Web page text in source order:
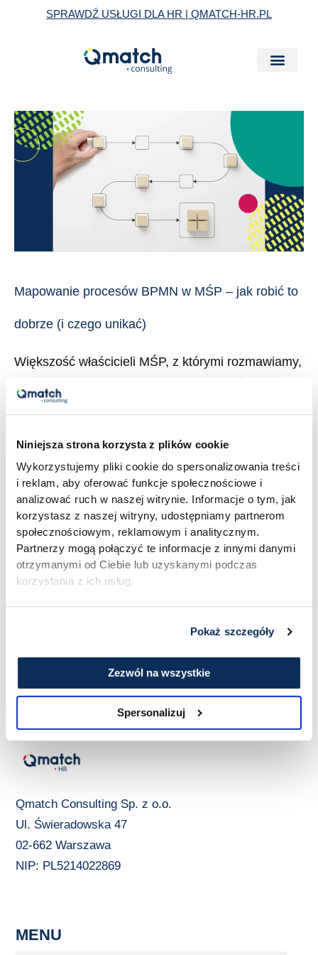
Niniejsza strona korzysta z plików cookie
Wykorzystujemy pliki cookie do spersonalizowania treści
i reklam, aby oferować funkcje społecznościowe i
analizować ruch w naszej witrynie. Informacje o tym, jak
korzystasz z naszej witryny, udostępniamy partnerom
społecznościowym, reklamowym i analitycznym.
Partnerzy mogą połączyć te informacje z innymi danymi
otrzymanymi od Ciebie lub uzyskanymi podczas
korzystania z ich usług.
Pokaż szczegóły
Zezwól na wszystkie
Spersonalizuj
SPRAWDŹ USŁUGI DLA HR | QMATCH-HR.PL
Mapowanie procesów BPMN w MŚP – jak robić to
dobrze (i czego unikać)
Większość właścicieli MŚP, z którymi rozmawiamy,
ma w głowie ten sam obraz. Procesy w firmie
istnieją, ale nikt ich nie spisał. Wszyscy „wiedzą,
osoba w zespole uczy się ze słuchu, a urlop
kluczowego pracownika oznacza tydzień
zawirowań. Mapowanie procesów BPMN to próba
naprawienia tego stanu rzeczy. […]
Mapowanie
procesów
BPMN
to
(i
unikać)
Read More »
Qmatch Consulting Sp. z o.o.
Ul. Świeradowska 47
02-662 Warszawa
NIP: PL5214022869
MENU